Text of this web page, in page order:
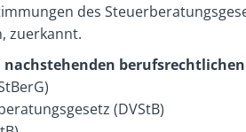
des
zuerkannt.
berufsrechtlichen
(DVStB)